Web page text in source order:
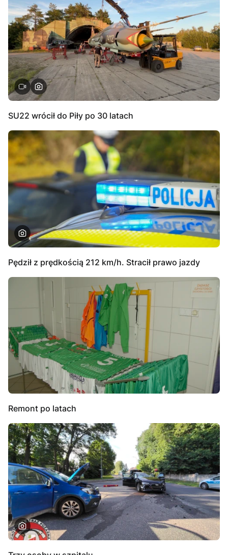
SU22 wrócił do Piły po 30 latach
Pędził z prędkością 212 km/h. Stracił prawo jazdy
Remont po latach